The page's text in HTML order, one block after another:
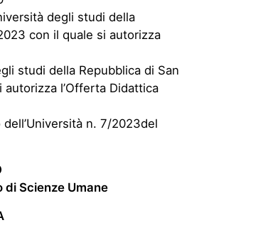
degli studi della
con il quale si autorizza
studi della Repubblica di San
l’Offerta Didattica
n. 7/2023del
Scienze Umane